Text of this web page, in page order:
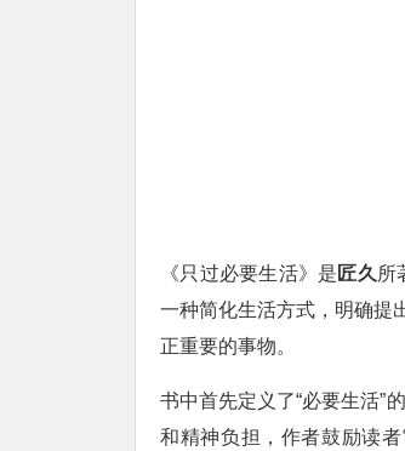
《只过必要生活》是匠久 所
一种简化生活方式，明确提
正重要的事物。
书中首先定义了“必要生活”
和精神负担，作者鼓励读